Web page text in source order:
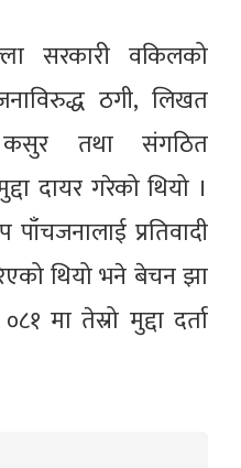
सरकारी वकिलको
ठगी, लिखत
कसुर तथा संगठित
दायर गरेको थियो ।
प्रतिवादी
थियो भने बेचन झा
मा तेस्रो मुद्दा दर्ता